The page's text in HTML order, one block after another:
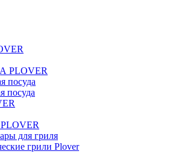
PLOVER
посуда
посуда
для гриля
грили Plover